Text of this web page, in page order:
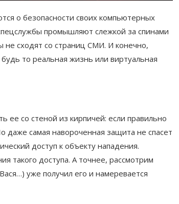
о безопасности своих компьютерных
промышляют слежкой за спинами
не сходят со страниц СМИ. И конечно,
то реальная жизнь или виртуальная
со стеной из кирпичей: если правильно
даже самая навороченная защита не спасет
доступ к объекту нападения.
такого доступа. А точнее, рассмотрим
уже получил его и намеревается